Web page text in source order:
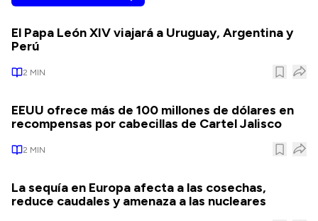
El Papa León XIV viajará a Uruguay, Argentina y
Perú
2 MIN
EEUU ofrece más de 100 millones de dólares en
recompensas por cabecillas de Cartel Jalisco
2 MIN
La sequía en Europa afecta a las cosechas,
reduce caudales y amenaza a las nucleares